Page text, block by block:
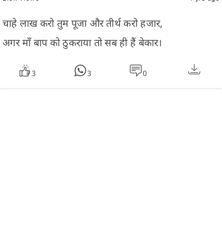
चाहे लाख करो तुम पूजा और तीर्थ करो हजार,
अगर माँ बाप को ठुकराया तो सब ही हैं बेकार।
3 3 0